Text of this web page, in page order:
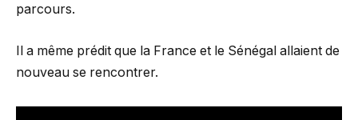
parcours.
Il a même prédit que la France et le Sénégal allaient de
nouveau se rencontrer.